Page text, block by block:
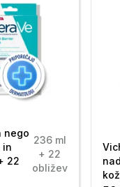
nego
in
22
236 ml
+ 22
obližev